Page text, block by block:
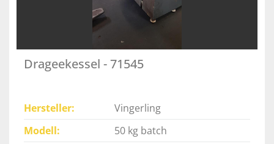
Drageekessel - 71545
Hersteller
Vingerling
Modell
50 kg batch